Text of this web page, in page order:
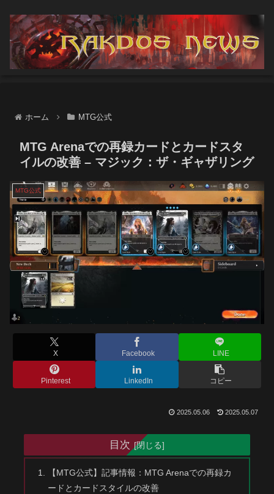
ホーム MTG公式
MTG Arenaでの再録カードとカードスタ
イルの改善 – マジック：ザ・ギャザリング
MTG公式
X Facebook LINE
Pinterest LinkedIn コピー
2025.05.06 2025.05.07
目次
【MTG公式】記事情報：MTG Arenaでの再録カ
ードとカードスタイルの改善